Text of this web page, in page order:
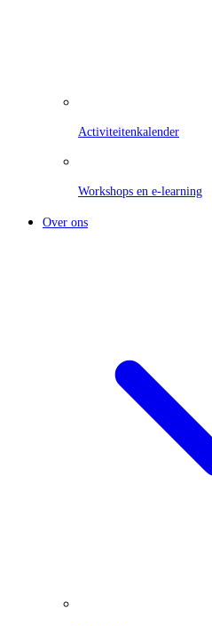
Activiteitenkalender
Workshops en e-learning
Over ons